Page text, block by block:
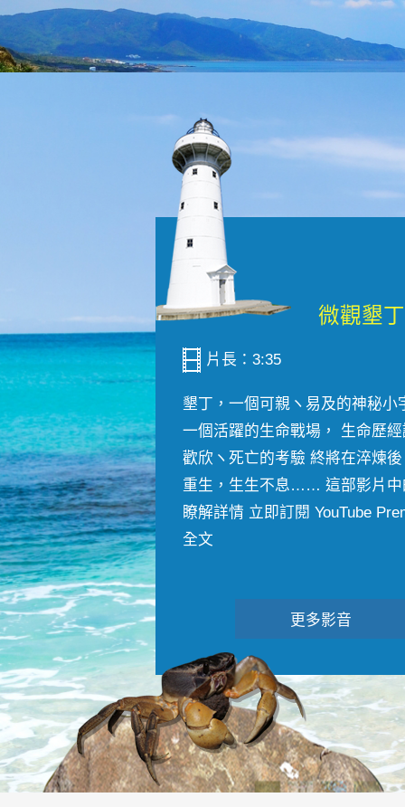
片長：3:35
墾丁，一個可親ヽ易及的神秘小
一個活躍的生命戰場， 生命歷
歡欣ヽ死亡的考驗 終將在淬煉
重生，生生不息…… 這部影片中
瞭解詳情 立即訂閱 YouTube
全文
更多影音